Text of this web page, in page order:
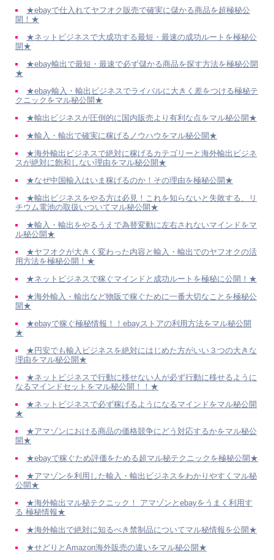
★ebayで仕入れてヤフオク販売で確実に儲かる商品を超極秘公
開！★
★ネットビジネスで大成功する最短・最速の成功ルートを極秘公
開★
★ebay輸出で最短・最速で必ず儲かる商品を探す方法を極秘公開
★
★ebay輸入・輸出ビジネスでライバルに大きく差をつける極秘テ
クニックをマル秘公開★
★輸出ビジネスが圧倒的に国内販売より有利な点をマル秘公開★
★輸入・輸出で確実に稼げるノウハウをマル秘公開★
★海外輸出ビジネスで絶対に稼げるカテゴリーと海外輸出ビジネ
スが絶対に飽和しない理由をマル秘公開★
★なぜ中国輸入はいま稼げるのか！その理由を極秘公開★
★輸出ビジネスをやる方は必見！これを知らないと失敗する、リ
チウム電池の取扱いついてマル秘公開★
★輸入・輸出をやるうえで為替変動に左右されないマインドをマ
ル秘公開★
★ヤフオクが大きく変わった内容と輸入・輸出でのヤフオクの活
用方法を極秘公開！★
★ネットビジネスで稼ぐマインドと成功ルートを極秘に公開！★
★海外輸入・輸出など物販で稼ぐために一番大切なことを極秘公
開★
★ebayで稼ぐ極秘情報！！ebayストアの利用方法をマル秘公開
★
★円安でも輸入ビジネスを絶対にはじめた方がいい３つの大きな
理由をマル秘公開★
★ネットビジネスで行動に移せない人が必ず行動に移せるように
なるマインドセットをマル秘公開！！★
★ネットビジネスで必ず稼げるようになるマインドをマル秘公開
★
★アマゾンにおける商品の価格競争にどう対応するかをマル秘公
開★
★ebayで稼ぐため評価をためる超マル秘テクニックを極秘公開★
★アマゾンを利用した輸入・輸出ビジネスをわかりやすくマル秘
公開★
★海外輸出マル秘テクニック！ アマゾンとebayをうまく利用す
る 極秘情報★
★海外輸出で絶対に知るべき禁制品についてマル秘情報を公開★
★せどりとAmazon海外販売の違いをマル秘公開★